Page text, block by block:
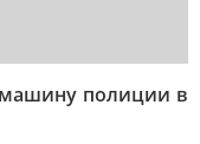
полиции в